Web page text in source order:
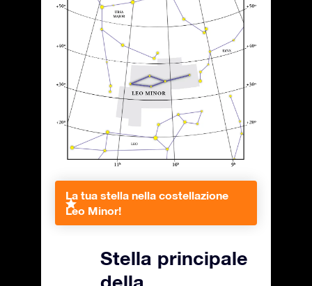
La tua stella nella costellazione
Leo Minor!
Stella principale